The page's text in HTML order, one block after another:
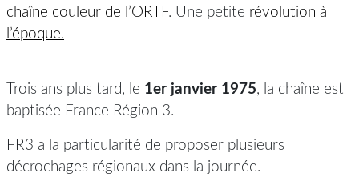
chaîne couleur de l’ORTF. Une petite révolution à
l’époque.
Trois ans plus tard, le 1er janvier 1975, la chaîne est
baptisée France Région 3.
FR3 a la particularité de proposer plusieurs
décrochages régionaux dans la journée.